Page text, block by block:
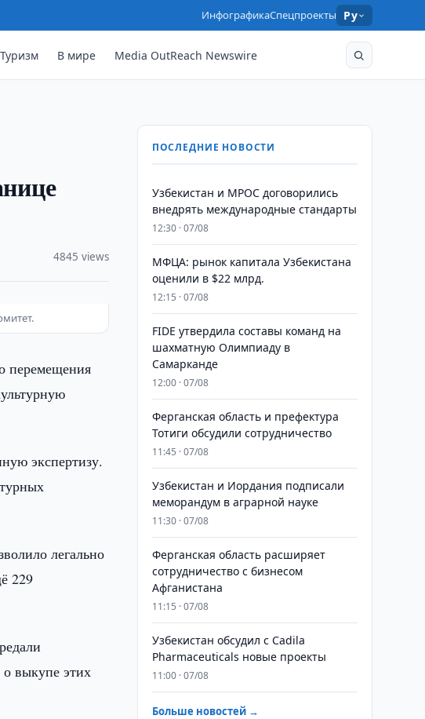
ИнфографикаСпецпроекты Ру
Туризм В мире Media OutReach Newswire
4845 views
перемещения
экспертизу.
легально
229
выкупе этих
ПОСЛЕДНИЕ НОВОСТИ
Узбекистан и MPOC договорились
внедрять международные стандарты
12:30 · 07/08
МФЦА: рынок капитала Узбекистана
оценили в $22 млрд.
12:15 · 07/08
FIDE утвердила составы команд на
шахматную Олимпиаду в
Самарканде
12:00 · 07/08
Ферганская область и префектура
Тотиги обсудили сотрудничество
11:45 · 07/08
Узбекистан и Иордания подписали
меморандум в аграрной науке
11:30 · 07/08
Ферганская область расширяет
сотрудничество с бизнесом
Афганистана
11:15 · 07/08
Узбекистан обсудил с Cadila
Pharmaceuticals новые проекты
11:00 · 07/08
Больше новостей →